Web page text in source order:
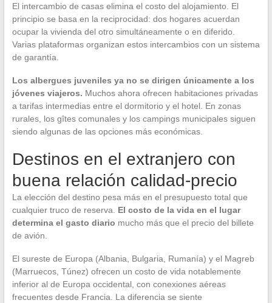
El intercambio de casas elimina el costo del alojamiento. El
principio se basa en la reciprocidad: dos hogares acuerdan
ocupar la vivienda del otro simultáneamente o en diferido.
Varias plataformas organizan estos intercambios con un sistema
de garantía.
Los albergues juveniles ya no se dirigen únicamente a los
jóvenes viajeros. Muchos ahora ofrecen habitaciones privadas
a tarifas intermedias entre el dormitorio y el hotel. En zonas
rurales, los gîtes comunales y los campings municipales siguen
siendo algunas de las opciones más económicas.
Destinos en el extranjero con
buena relación calidad-precio
La elección del destino pesa más en el presupuesto total que
cualquier truco de reserva. El costo de la vida en el lugar
determina el gasto diario mucho más que el precio del billete
de avión.
El sureste de Europa (Albania, Bulgaria, Rumanía) y el Magreb
(Marruecos, Túnez) ofrecen un costo de vida notablemente
inferior al de Europa occidental, con conexiones aéreas
frecuentes desde Francia. La diferencia se siente